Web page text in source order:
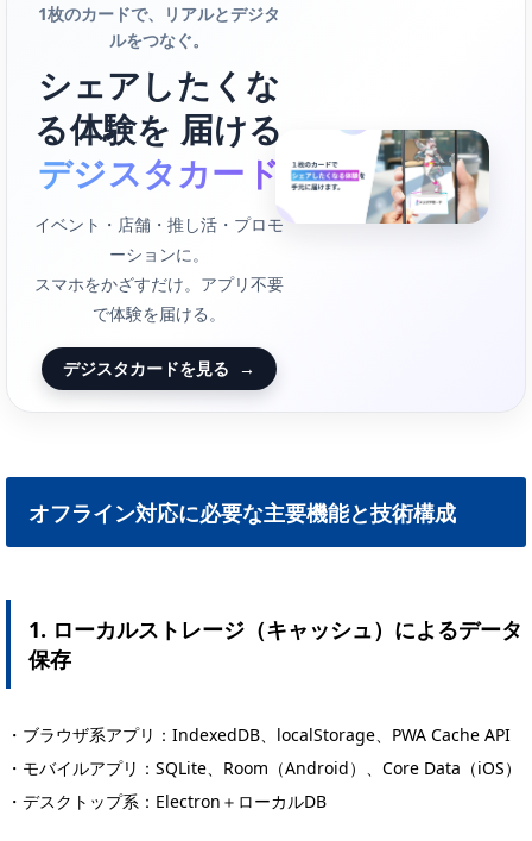
1枚のカードで、リアルとデジタ
ルをつなぐ。
シェアしたくな
る体験を 届ける
デジスタカード
イベント・店舗・推し活・プロモ
ーションに。
スマホをかざすだけ。アプリ不要
で体験を届ける。
デジスタカードを見る →
オフライン対応に必要な主要機能と技術構成
1. ローカルストレージ（キャッシュ）によるデータ
保存
・ブラウザ系アプリ：IndexedDB、localStorage、PWA Cache API
・モバイルアプリ：SQLite、Room（Android）、Core Data（iOS）
・デスクトップ系：Electron＋ローカルDB